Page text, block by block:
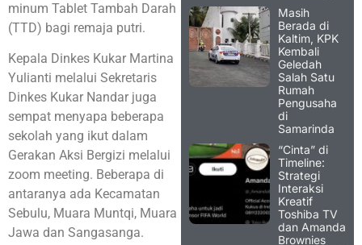
minum Tablet Tambah Darah
(TTD) bagi remaja putri.
Kepala Dinkes Kukar Martina
Yulianti melalui Sekretaris
Dinkes Kukar Nandar juga
sempat menyapa beberapa
sekolah yang ikut dalam
Gerakan Aksi Bergizi melalui
zoom meeting. Beberapa di
antaranya ada Kecamatan
Sebulu, Muara Muntqi, Muara
Jawa dan Sangasanga.
Masih
Berada di
Kaltim, KPK
Kembali
Geledah
Salah Satu
Rumah
Pengusaha
di
Samarinda
“Cinta” di
Timeline:
Strategi
Interaksi
Kreatif
Toshiba TV
dan Amanda
Brownies